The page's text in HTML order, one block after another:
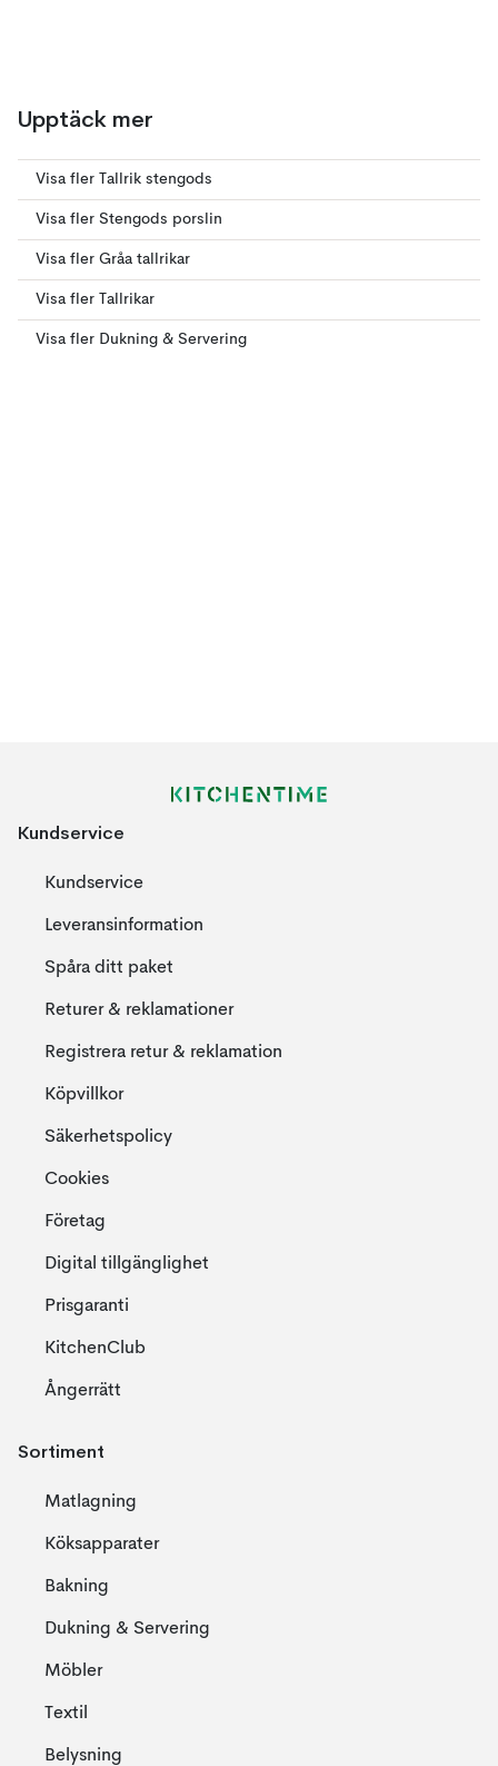
Upptäck mer
Visa fler Tallrik stengods
Visa fler Stengods porslin
Visa fler Gråa tallrikar
Visa fler Tallrikar
Visa fler Dukning & Servering
Kundservice
Kundservice
Leveransinformation
Spåra ditt paket
Returer & reklamationer
Registrera retur & reklamation
Köpvillkor
Säkerhetspolicy
Cookies
Företag
Digital tillgänglighet
Prisgaranti
KitchenClub
Ångerrätt
Sortiment
Matlagning
Köksapparater
Bakning
Dukning & Servering
Möbler
Textil
Belysning